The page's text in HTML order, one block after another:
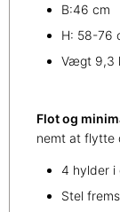
B:46 cm
H: 58-76
Vægt 9,3
Flot og
nemt at flytte
4 hylder i
Stel